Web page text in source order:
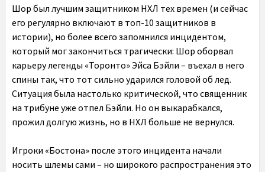
Шор был лучшим защитником НХЛ тех времен (и сейчас
его регулярно включают в топ-10 защитников в
истории), но более всего запомнился инцидентом,
который мог закончиться трагически: Шор оборвал
карьеру легенды «Торонто» Эйса Бэйли – въехал в него
спины так, что тот сильно ударился головой об лед.
Ситуация была настолько критической, что священник
на трибуне уже отпел Бэйли. Но он выкарабкался,
прожил долгую жизнь, но в НХЛ больше не вернулся.
Игроки «Бостона» после этого инцидента начали
носить шлемы сами – но широкого распространения это